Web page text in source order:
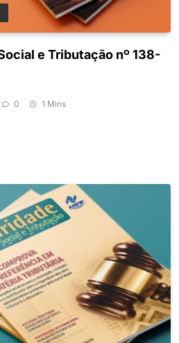
e Tributação nº 138-
0 1 Mins